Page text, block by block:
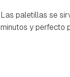
Las paletillas se
minutos y perfecto